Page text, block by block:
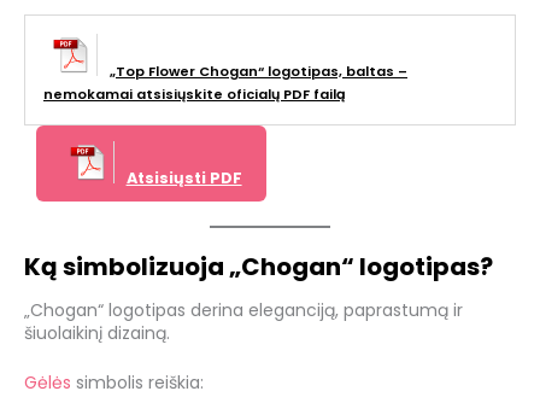
„Top Flower Chogan“ logotipas, baltas –
nemokamai atsisiųskite oficialų PDF failą
Atsisiųsti PDF
Ką simbolizuoja „Chogan“ logotipas?
„Chogan“ logotipas derina eleganciją, paprastumą ir
šiuolaikinį dizainą.
Gėlės simbolis reiškia: